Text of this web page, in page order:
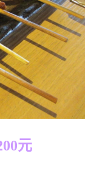
元